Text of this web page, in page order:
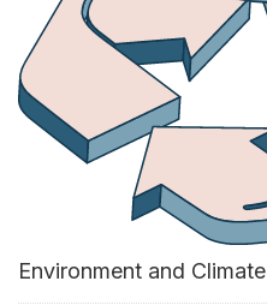
Environment and Climate